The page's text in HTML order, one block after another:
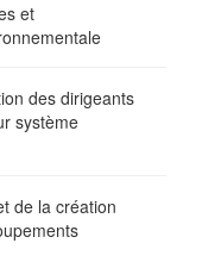
et
des dirigeants
système
de la création